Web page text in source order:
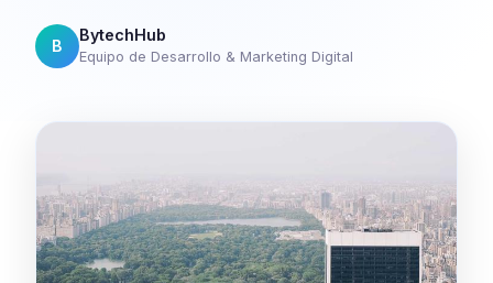
B
BytechHub
Equipo de Desarrollo & Marketing Digital